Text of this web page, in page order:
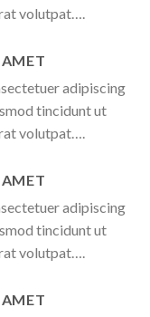
volutpat….
adipiscing
tincidunt ut
volutpat….
adipiscing
tincidunt ut
volutpat….